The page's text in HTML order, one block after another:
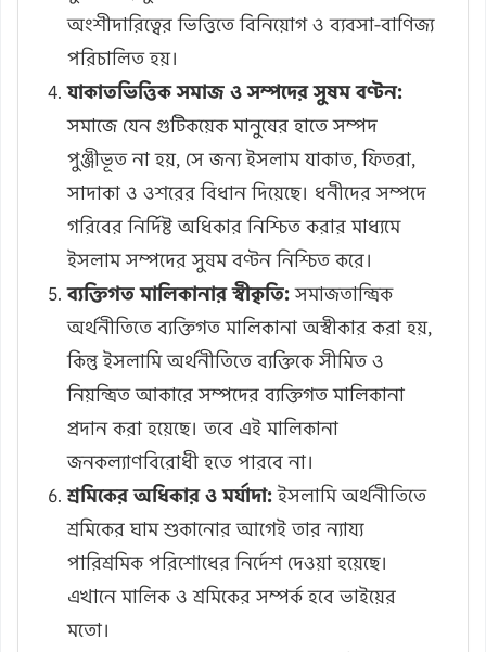
অংশীদারিত্বের ভিত্তিতে বিনিয়োগ ও ব্যবসা-বাণিজ্য
পরিচালিত হয়।
যাকাতভিত্তিক সমাজ ও সম্পদের সুষম বণ্টন:
সমাজে যেন গুটিকয়েক মানুষের হাতে সম্পদ
পুঞ্জীভূত না হয়, সে জন্য ইসলাম যাকাত, ফিতরা,
সাদাকা ও ওশরের বিধান দিয়েছে। ধনীদের সম্পদে
গরিবের নির্দিষ্ট অধিকার নিশ্চিত করার মাধ্যমে
ইসলাম সম্পদের সুষম বণ্টন নিশ্চিত করে।
ব্যক্তিগত মালিকানার স্বীকৃতি:সমাজতান্ত্রিক
অর্থনীতিতে ব্যক্তিগত মালিকানা অস্বীকার করা হয়,
কিন্তু ইসলামি অর্থনীতিতে ব্যক্তিকে সীমিত ও
নিয়ন্ত্রিত আকারে সম্পদের ব্যক্তিগত মালিকানা
প্রদান করা হয়েছে। তবে এই মালিকানা
জনকল্যাণবিরোধী হতে পারবে না।
শ্রমিকের অধিকার ও মর্যাদা:ইসলামি অর্থনীতিতে
শ্রমিকের ঘাম শুকানোর আগেই তার ন্যায্য
পারিশ্রমিক পরিশোধের নির্দেশ দেওয়া হয়েছে।
এখানে মালিক ও শ্রমিকের সম্পর্ক হবে ভাইয়ের
মতো।